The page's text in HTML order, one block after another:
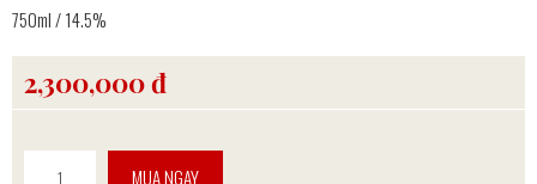
750ml / 14.5%
2,300,000 đ
MUA NGAY